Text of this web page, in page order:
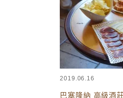
2019.06.16
巴塞隆納 高級酒